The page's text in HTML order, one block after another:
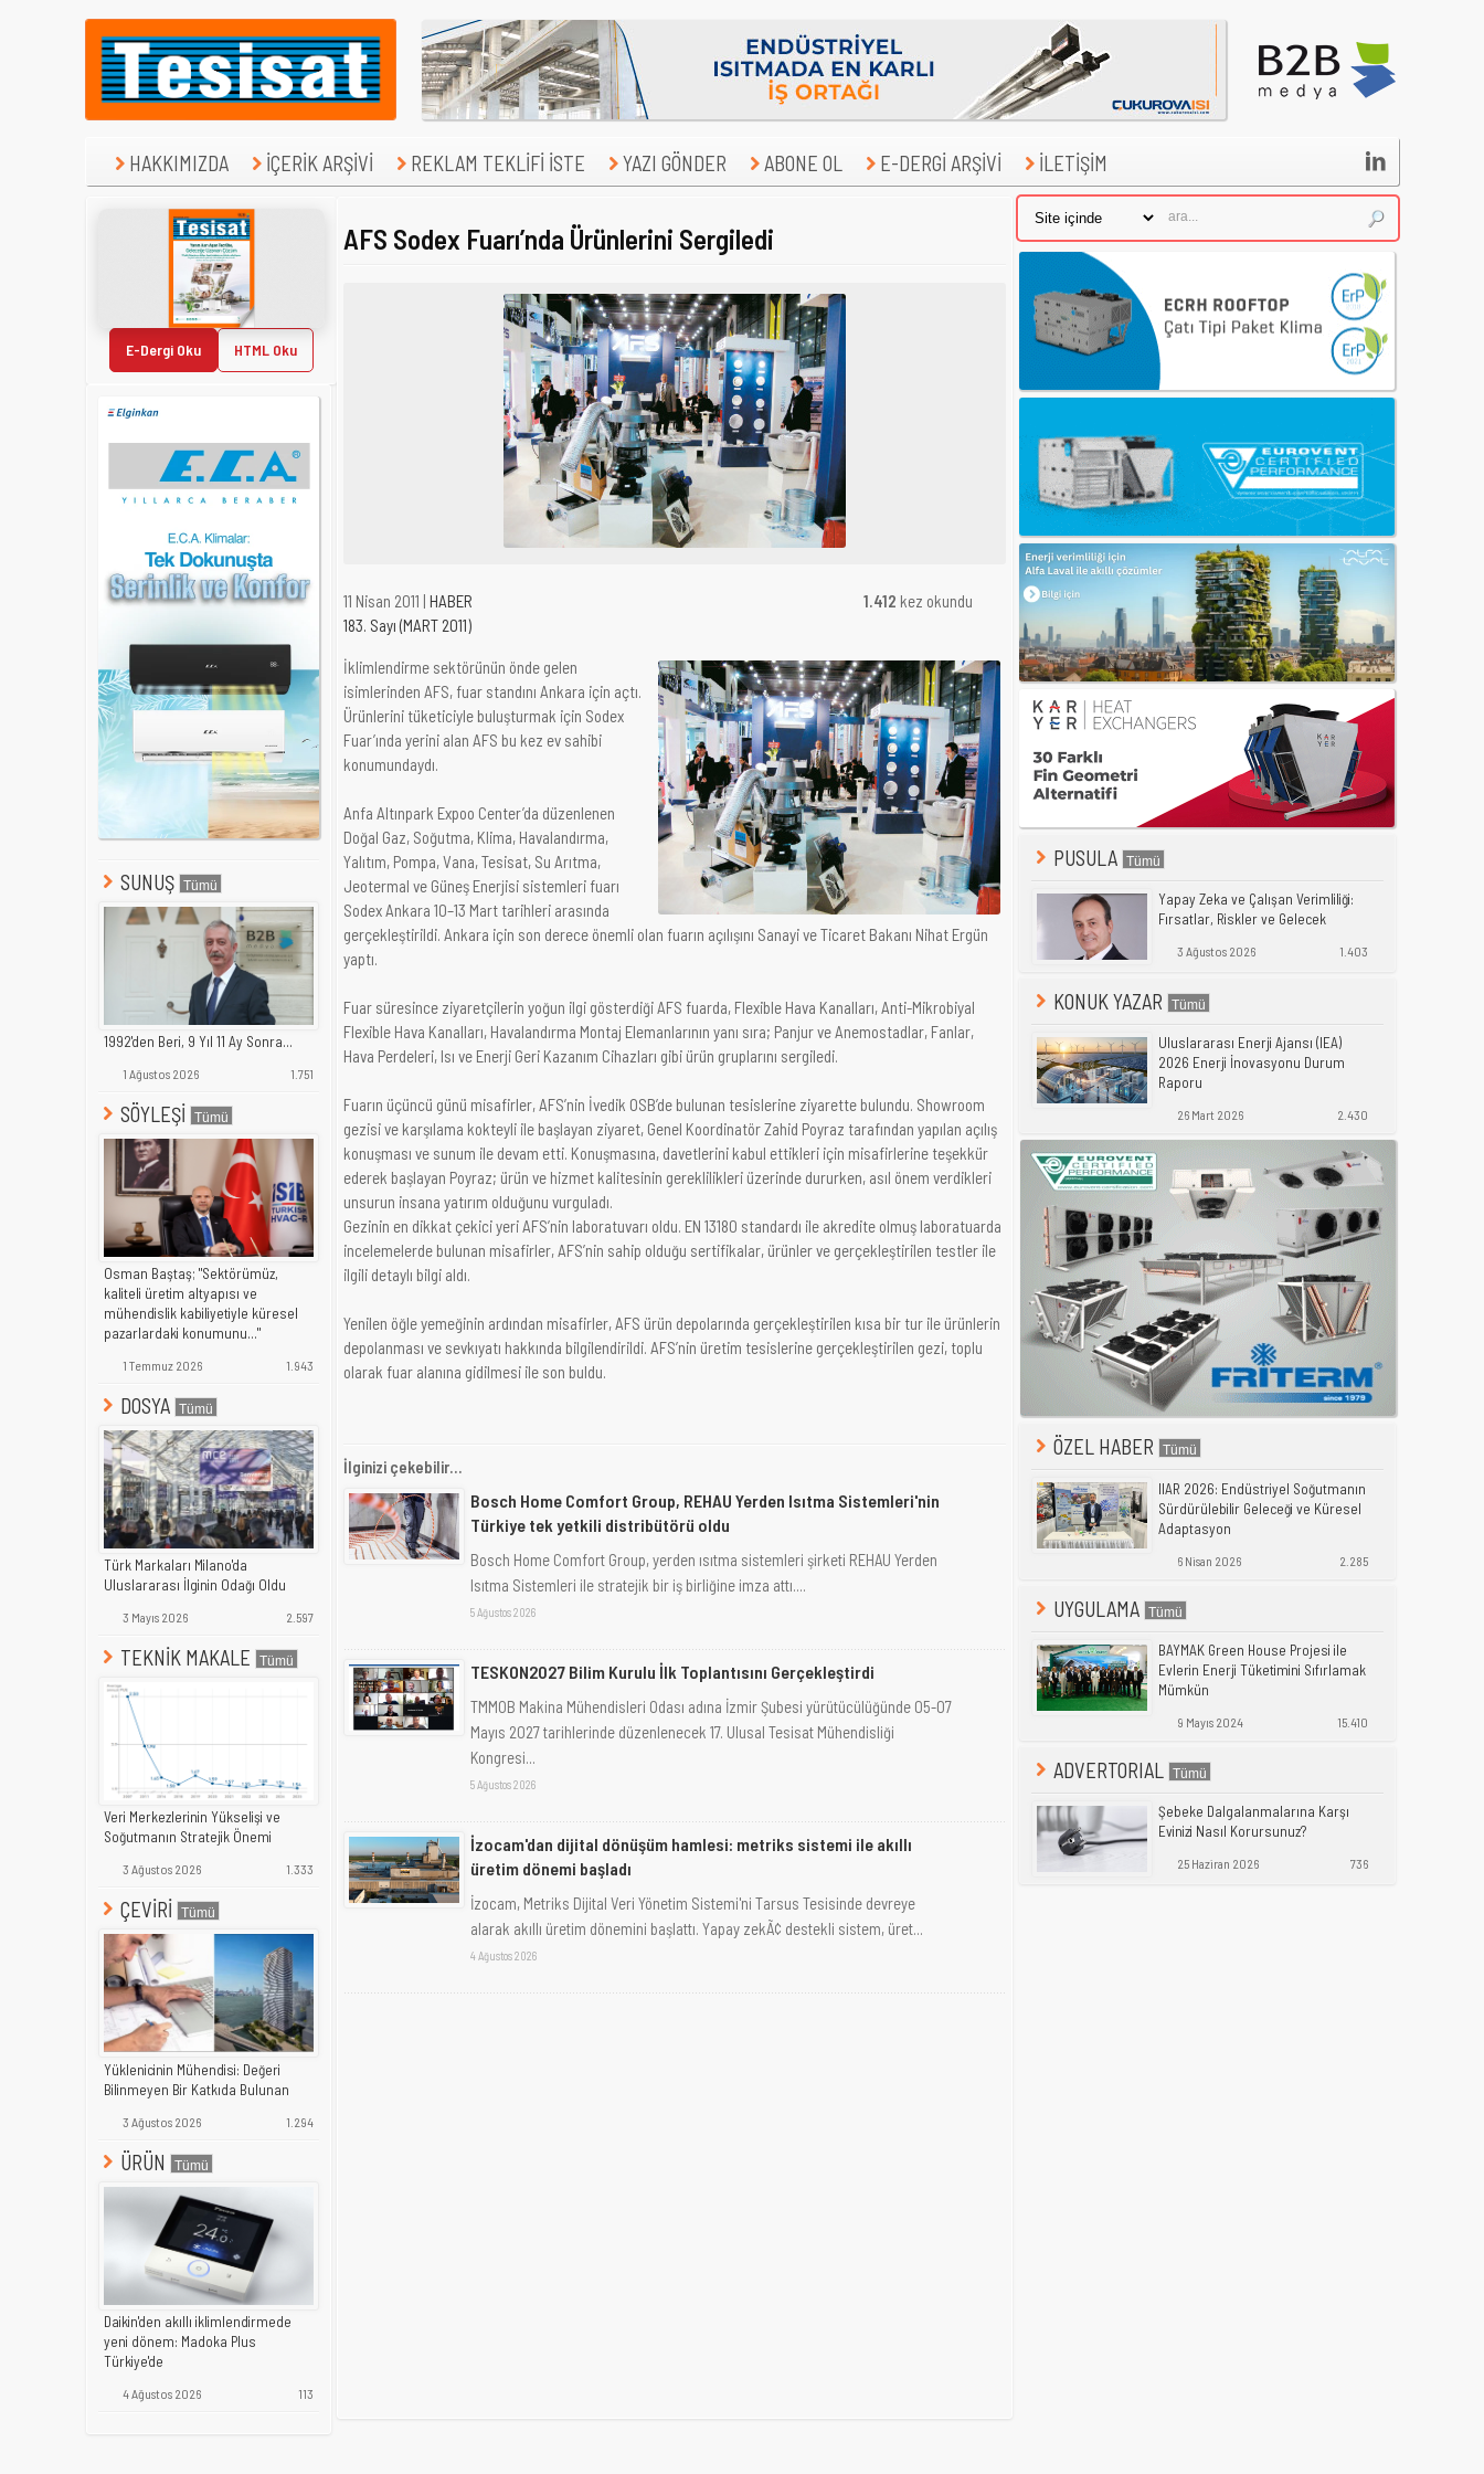
HAKKIMIZDA İÇERİK ARŞİVİ REKLAM TEKLİFİ İSTE YAZI GÖNDER ABONE OL E-DERGİ ARŞİVİ İLETİŞİM 
E-Dergi Oku HTML Oku
SUNUŞ
1992'den Beri, 9 Yıl 11 Ay Sonra...
1 Ağustos 2026 1.751
SÖYLEŞİ
Osman Baştaş; "Sektörümüz,
kaliteli üretim altyapısı ve
mühendislik kabiliyetiyle küresel
pazarlardaki konumunu..."
1 Temmuz 2026 1.943
DOSYA
Türk Markaları Milano'da
Uluslararası İlginin Odağı Oldu
3 Mayıs 2026 2.597
TEKNİK MAKALE
Veri Merkezlerinin Yükselişi ve
Soğutmanın Stratejik Önemi
3 Ağustos 2026 1.333
ÇEVİRİ
Yüklenicinin Mühendisi: Değeri
Bilinmeyen Bir Katkıda Bulunan
3 Ağustos 2026 1.294
ÜRÜN
Daikin'den akıllı iklimlendirmede
yeni dönem: Madoka Plus
Türkiye'de
4 Ağustos 2026 113
AFS Sodex Fuarı’nda Ürünlerini Sergiledi
11 Nisan 2011 | HABER
183. Sayı (MART 2011)
1.412 kez okundu
İklimlendirme sektörünün önde gelen
isimlerinden AFS, fuar standını Ankara için açtı.
Ürünlerini tüketiciyle buluşturmak için Sodex
Fuar’ında yerini alan AFS bu kez ev sahibi
konumundaydı.
Anfa Altınpark Expoo Center’da düzenlenen
Doğal Gaz, Soğutma, Klima, Havalandırma,
Yalıtım, Pompa, Vana, Tesisat, Su Arıtma,
Jeotermal ve Güneş Enerjisi sistemleri fuarı
Sodex Ankara 10–13 Mart tarihleri arasında
gerçekleştirildi. Ankara için son derece önemli olan fuarın açılışını Sanayi ve Ticaret Bakanı Nihat Ergün
yaptı.
Fuar süresince ziyaretçilerin yoğun ilgi gösterdiği AFS fuarda, Flexible Hava Kanalları, Anti-Mikrobiyal
Flexible Hava Kanalları, Havalandırma Montaj Elemanlarının yanı sıra; Panjur ve Anemostadlar, Fanlar,
Hava Perdeleri, Isı ve Enerji Geri Kazanım Cihazları gibi ürün gruplarını sergiledi.
Fuarın üçüncü günü misafirler, AFS’nin İvedik OSB’de bulunan tesislerine ziyarette bulundu. Showroom
gezisi ve karşılama kokteyli ile başlayan ziyaret, Genel Koordinatör Zahid Poyraz tarafından yapılan açılış
konuşması ve sunum ile devam etti. Konuşmasına, davetlerini kabul ettikleri için misafirlerine teşekkür
ederek başlayan Poyraz; ürün ve hizmet kalitesinin gereklilikleri üzerinde dururken, asıl önem verdikleri
unsurun insana yatırım olduğunu vurguladı.
Gezinin en dikkat çekici yeri AFS’nin laboratuvarı oldu. EN 13180 standardı ile akredite olmuş laboratuarda
incelemelerde bulunan misafirler, AFS’nin sahip olduğu sertifikalar, ürünler ve gerçekleştirilen testler ile
ilgili detaylı bilgi aldı.
Yenilen öğle yemeğinin ardından misafirler, AFS ürün depolarında gerçekleştirilen kısa bir tur ile ürünlerin
depolanması ve sevkıyatı hakkında bilgilendirildi. AFS’nin üretim tesislerine gerçekleştirilen gezi, toplu
olarak fuar alanına gidilmesi ile son buldu.
İlginizi çekebilir...
Bosch Home Comfort Group, REHAU Yerden Isıtma Sistemleri'nin
Türkiye tek yetkili distribütörü oldu
Bosch Home Comfort Group, yerden ısıtma sistemleri şirketi REHAU Yerden
Isıtma Sistemleri ile stratejik bir iş birliğine imza attı....
5 Ağustos 2026
TESKON2027 Bilim Kurulu İlk Toplantısını Gerçekleştirdi
TMMOB Makina Mühendisleri Odası adına İzmir Şubesi yürütücülüğünde 05-07
Mayıs 2027 tarihlerinde düzenlenecek 17. Ulusal Tesisat Mühendisliği
Kongresi...
5 Ağustos 2026
İzocam'dan dijital dönüşüm hamlesi: metriks sistemi ile akıllı
üretim dönemi başladı
İzocam, Metriks Dijital Veri Yönetim Sistemi'ni Tarsus Tesisinde devreye
alarak akıllı üretim dönemini başlattı. Yapay zekÃ¢ destekli sistem, üret...
4 Ağustos 2026
PUSULA
Yapay Zeka ve Çalışan Verimliliği:
Fırsatlar, Riskler ve Gelecek
3 Ağustos 2026 1.403
KONUK YAZAR
Uluslararası Enerji Ajansı (IEA)
2026 Enerji İnovasyonu Durum
Raporu
26 Mart 2026 2.430
ÖZEL HABER
IIAR 2026: Endüstriyel Soğutmanın
Sürdürülebilir Geleceği ve Küresel
Adaptasyon
6 Nisan 2026 2.285
UYGULAMA
BAYMAK Green House Projesi ile
Evlerin Enerji Tüketimini Sıfırlamak
Mümkün
9 Mayıs 2024 15.410
ADVERTORIAL
Şebeke Dalgalanmalarına Karşı
Evinizi Nasıl Korursunuz?
25 Haziran 2026 736